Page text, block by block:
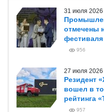
31 июля 2026
отмечены
956
27 июля 2026
Резидент
вошел в
рейтинга
957